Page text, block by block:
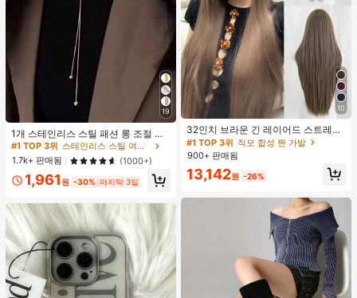
19
1개 스테인리스 스틸 패션 롱 조절 가
능 목걸이, 여성을 위한 미니멀리스트
하이엔드 뱀 뼈 체인 목걸이, 퇴색 방
지
#1 TOP 3위
스테인리스 스틸 여성 목걸이
거의 매진!
#1 TOP 3위
스테인리스 스틸 여성 목걸이
거의 매진!
#1 TOP 3위
스테인리스 스틸 여성 목걸이
거의 매진!
#1 TOP 3위
거의 매진!
1.7k+ 판매됨 (1000+)
1,961 원 -30% 마지막 3일
10
32인치 브라운 긴 레이어드 스트레이
트 가발 걸 - 앞머리 있는 우아한 가발
- 어두운 뿌리, 자연스러운 풍성하고
매우 부드러운 합성 내열 섬유 전체 기
계 헤어 가발 걸 일상, 음악 축제 파티,
코스프레 애니메이션 사용, 친구 선물
#1 TOP 3위
직모 합성 짠 가발
거의 매진!
#1 TOP 3위 직모 합성 짠 가발
거의 매진!
#1 TOP 3위 직모 합성 짠 가발
거의 매진!
#1 TOP 3위 직모 합성 짠 가발
거의 매진!
900+ 판매됨
13,142원 -26%